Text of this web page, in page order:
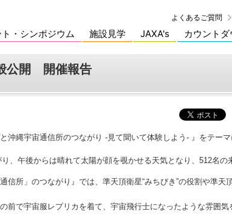
よくあるご質問
・シンポジウム 施設見学 JAXA's カウント
公開 開催報告
沖縄宇宙通信所のつながり -見て聞いて体験しよう- 』をテー
、午後からは晴れて太陽が顔を覗かせる天気となり、512名の
信所」のつながり』では、準天頂衛星“みちびき”の役割や準
前で宇宙服レプリカを着て、宇宙飛行士になったような雰囲